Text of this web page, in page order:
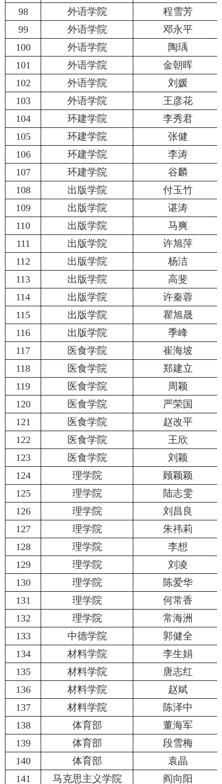
98
外语学院
程雪芳
99
外语学院
邓永平
100
外语学院
陶瑀
101
外语学院
金朝晖
102
外语学院
刘媛
103
外语学院
王彦花
104
环建学院
李秀君
105
环建学院
张健
106
环建学院
李涛
107
环建学院
谷麟
108
出版学院
付玉竹
109
出版学院
谌涛
110
出版学院
马爽
111
出版学院
许旭萍
112
出版学院
杨洁
113
出版学院
高斐
114
出版学院
许秦蓉
115
出版学院
瞿旭晟
116
出版学院
季峰
117
医食学院
崔海坡
118
医食学院
郑建立
119
医食学院
周颖
120
医食学院
严荣国
121
医食学院
赵改平
122
医食学院
王欣
123
医食学院
刘颖
124
理学院
顾颖颖
125
理学院
陆志雯
126
理学院
刘昌良
127
理学院
朱祎莉
128
理学院
李想
129
理学院
刘凌
130
理学院
陈爱华
131
理学院
何常香
132
理学院
常海洲
133
中德学院
郭健全
134
材料学院
李生娟
135
材料学院
唐志红
136
材料学院
赵斌
137
材料学院
陈泽中
138
体育部
董海军
139
体育部
段雪梅
140
体育部
袁晶
141
马克思主义学院 阎向阳